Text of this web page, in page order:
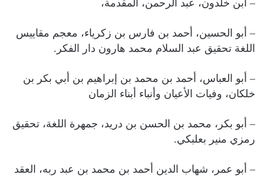
– ابن خلدون، عبد الرحمن، المقدمة،
– أبو الحسين، أحمد بن فارس بن زكرياء، معجم مقاييس
اللغة تحقيق عبد السلام محمد هارون دار الفكر.
– أبو العباس، أحمد بن محمد بن إبراهيم بن أبي بكر بن
خلكان، وفيات الأعيان وأنباء أبناء الزمان
– أبو بكر، محمد بن الحسن بن دريد، جمهرة اللغة، تحقيق
رمزي منير بعلبكي.
– أبو عمر، شهاب الدين أحمد بن محمد بن عبد ربه، العقد